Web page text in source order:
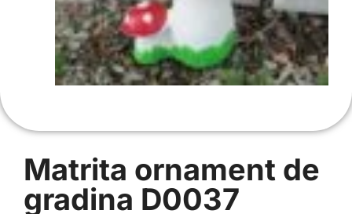
Matrita ornament de
gradina D0037